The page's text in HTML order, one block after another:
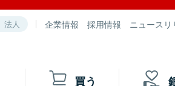
法人 企業情報 採用情報 ニュースリ
買う